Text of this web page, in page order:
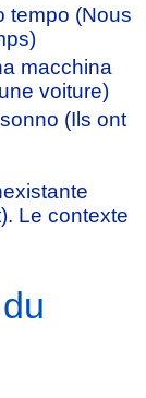
tempo (Nous
macchina
voiture)
(Ils ont
Le contexte